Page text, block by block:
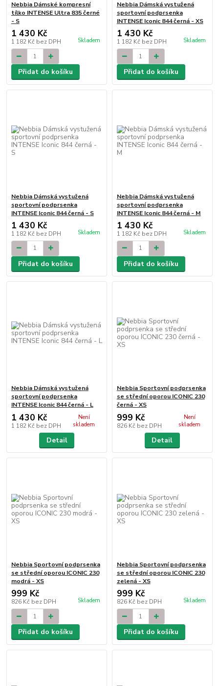
Nebbia Dámské kompresní
tílko INTENSE Ultra 835 černé
- S
1 430 Kč
1 182 Kč bez DPH Skladem
Přidat do košíku
Nebbia Dámská vystužená
sportovní podprsenka
INTENSE Iconic 844 černá - XS
1 430 Kč
1 182 Kč bez DPH Skladem
Přidat do košíku
Nebbia Dámská vystužená
sportovní podprsenka
INTENSE Iconic 844 černá - S
1 430 Kč
1 182 Kč bez DPH Skladem
Přidat do košíku
Nebbia Dámská vystužená
sportovní podprsenka
INTENSE Iconic 844 černá - M
1 430 Kč
1 182 Kč bez DPH Skladem
Přidat do košíku
Nebbia Dámská vystužená
sportovní podprsenka
INTENSE Iconic 844 černá - L
1 430 Kč
1 182 Kč bez DPH
Není
skladem
Detail
Nebbia Sportovní podprsenka
se střední oporou ICONIC 230
černá - XS
999 Kč
826 Kč bez DPH
Není
skladem
Detail
Nebbia Sportovní podprsenka
se střední oporou ICONIC 230
modrá - XS
999 Kč
826 Kč bez DPH Skladem
Přidat do košíku
Nebbia Sportovní podprsenka
se střední oporou ICONIC 230
zelená - XS
999 Kč
826 Kč bez DPH Skladem
Přidat do košíku